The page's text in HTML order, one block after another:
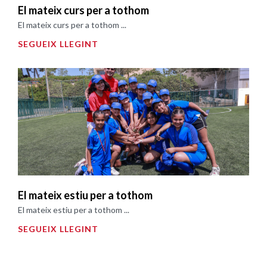
El mateix curs per a tothom
El mateix curs per a tothom ...
SEGUEIX LLEGINT
El mateix estiu per a tothom
El mateix estiu per a tothom ...
SEGUEIX LLEGINT